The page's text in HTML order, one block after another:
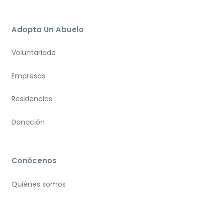
Adopta Un Abuelo
Voluntariado
Empresas
Residencias
Donación
Conócenos
Quiénes somos